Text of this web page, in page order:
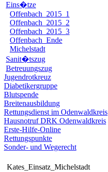
Eins�tze
Offenbach_2015_1
Offenbach_2015_2
Offenbach_2015_3
Offenbach_Ende
Michelstadt
Sanit�tszug
Betreuungszug
Jugendrotkreuz
Diabetikergruppe
Blutspende
Breitenausbildung
Rettungsdienst im Odenwaldkreis
Hausnotruf DRK Odenwaldkreis
Erste-Hilfe-Online
Rettungspunkte
Sonder- und Wegerecht
Kates_Einsatz_Michelstadt